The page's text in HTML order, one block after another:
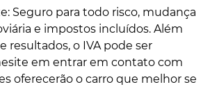
Seguro para todo risco, mudança
e impostos incluídos. Além
resultados, o IVA pode ser
em entrar em contato com
oferecerão o carro que melhor se